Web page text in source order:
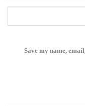
Save my name,